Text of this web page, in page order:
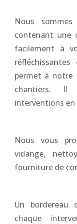
Nous
contenant une
facilement à
permet à notre
chantiers. Il
interventions
Nous vous
vidange,
fourniture de
Un bordereau
chaque